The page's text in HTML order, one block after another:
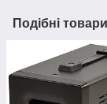
Подібні